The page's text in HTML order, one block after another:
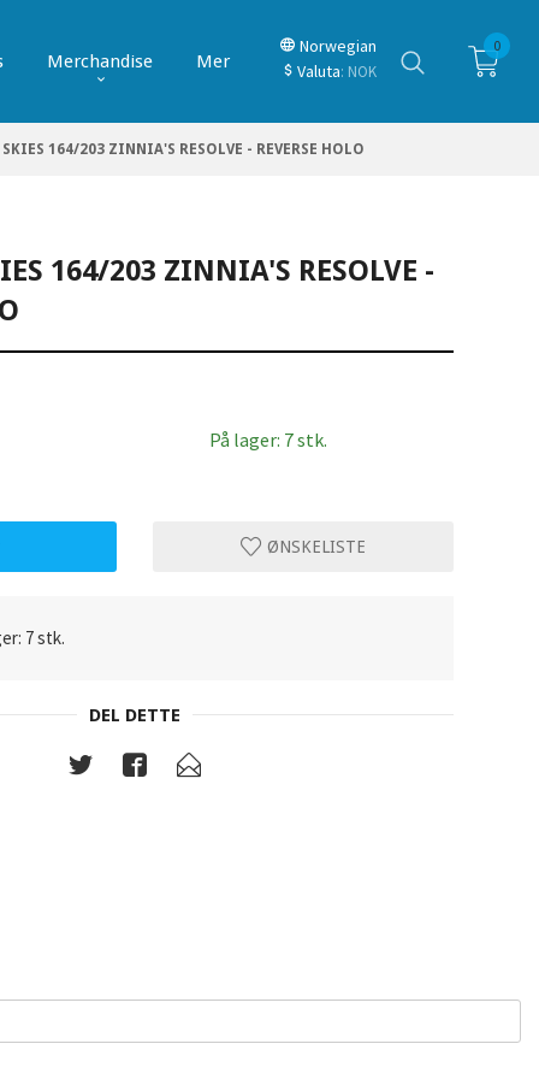
Merchandise Mer
Norwegian
Valuta: NOK
0
164/203 ZINNIA'S RESOLVE - REVERSE HOLO
164/203 ZINNIA'S RESOLVE -
På lager: 7 stk.
ØNSKELISTE
7 stk.
DEL DETTE